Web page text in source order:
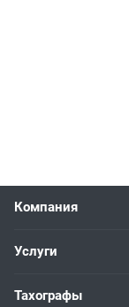
Компания
Услуги
Тахографы